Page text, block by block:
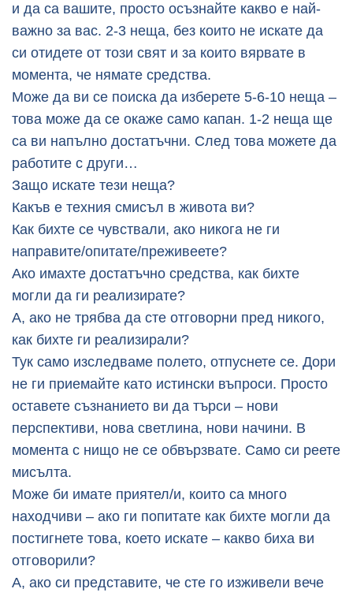
и да са вашите, просто осъзнайте какво е най-
важно за вас. 2-3 неща, без които не искате да
си отидете от този свят и за които вярвате в
момента, че нямате средства.
Може да ви се поиска да изберете 5-6-10 неща –
това може да се окаже само капан. 1-2 неща ще
са ви напълно достатъчни. След това можете да
работите с други…
Защо искате тези неща?
Какъв е техния смисъл в живота ви?
Как бихте се чувствали, ако никога не ги
направите/опитате/преживеете?
Ако имахте достатъчно средства, как бихте
могли да ги реализирате?
А, ако не трябва да сте отговорни пред никого,
как бихте ги реализирали?
Тук само изследваме полето, отпуснете се. Дори
не ги приемайте като истински въпроси. Просто
оставете съзнанието ви да търси – нови
перспективи, нова светлина, нови начини. В
момента с нищо не се обвързвате. Само си реете
мисълта.
Може би имате приятел/и, които са много
находчиви – ако ги попитате как бихте могли да
постигнете това, което искате – какво биха ви
отговорили?
А, ако си представите, че сте го изживели вече